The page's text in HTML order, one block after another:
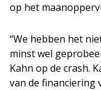
op het
“We hebben het
minst wel
Kahn op de crash.
van de financiering